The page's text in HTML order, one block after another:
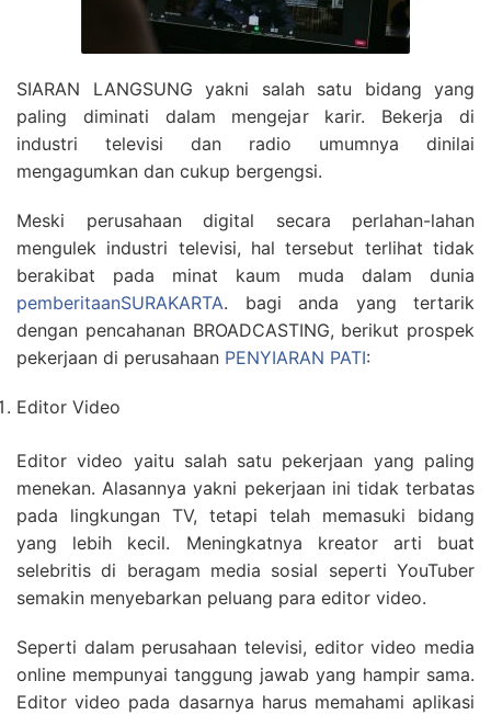
SIARAN LANGSUNG yakni salah satu bidang yang
paling diminati dalam mengejar karir. Bekerja di
industri televisi dan radio umumnya dinilai
mengagumkan dan cukup bergengsi.
Meski perusahaan digital secara perlahan-lahan
mengulek industri televisi, hal tersebut terlihat tidak
berakibat pada minat kaum muda dalam dunia
pemberitaanSURAKARTA. bagi anda yang tertarik
dengan pencahanan BROADCASTING, berikut prospek
pekerjaan di perusahaan PENYIARAN PATI:
Editor Video
Editor video yaitu salah satu pekerjaan yang paling
menekan. Alasannya yakni pekerjaan ini tidak terbatas
pada lingkungan TV, tetapi telah memasuki bidang
yang lebih kecil. Meningkatnya kreator arti buat
selebritis di beragam media sosial seperti YouTuber
semakin menyebarkan peluang para editor video.
Seperti dalam perusahaan televisi, editor video media
online mempunyai tanggung jawab yang hampir sama.
Editor video pada dasarnya harus memahami aplikasi